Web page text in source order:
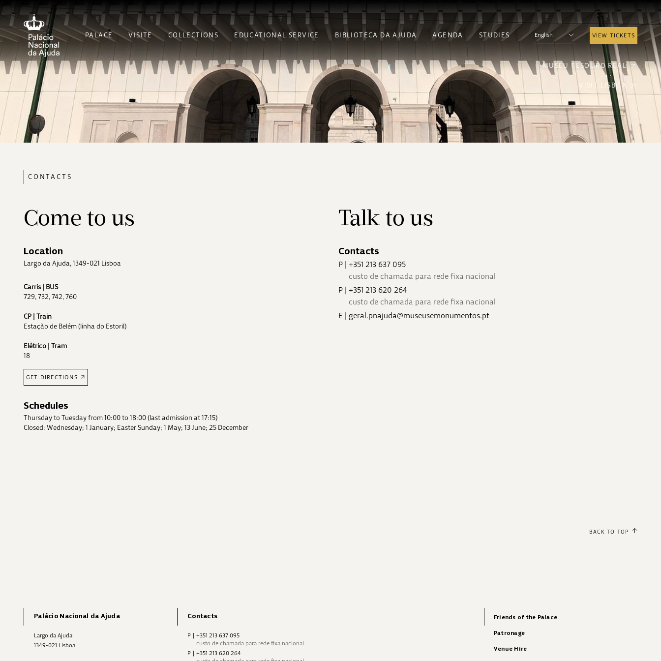
PALACE VISITE COLLECTIONS EDUCATIONAL SERVICE BIBLIOTECA DA AJUDA AGENDA STUDIES English VIEW TICKETS
MUSEU TESOURO REAL
VISIT LISBOA
CONTACTS
Come to us
Location
Largo da Ajuda, 1349-021 Lisboa
Carris | BUS
729, 732, 742, 760
CP | Train
Estação de Belém (linha do Estoril)
Elétrico | Tram
18
GET DIRECTIONS
Schedules
Thursday to Tuesday from 10:00 to 18:00 (last admission at 17:15)
Closed: Wednesday; 1 January; Easter Sunday; 1 May; 13 June; 25 December
Talk to us
Contacts
P | +351 213 637 095
custo de chamada para rede fixa nacional
P | +351 213 620 264
custo de chamada para rede fixa nacional
E | geral.pnajuda@museusemonumentos.pt
BACK TO TOP
Palácio Nacional da Ajuda
Largo da Ajuda
1349-021 Lisboa
Contacts
P
+351 213 637 095
custo de chamada para rede fixa nacional
P
+351 213 620 264
Friends of the Palace
Patronage
Venue Hire